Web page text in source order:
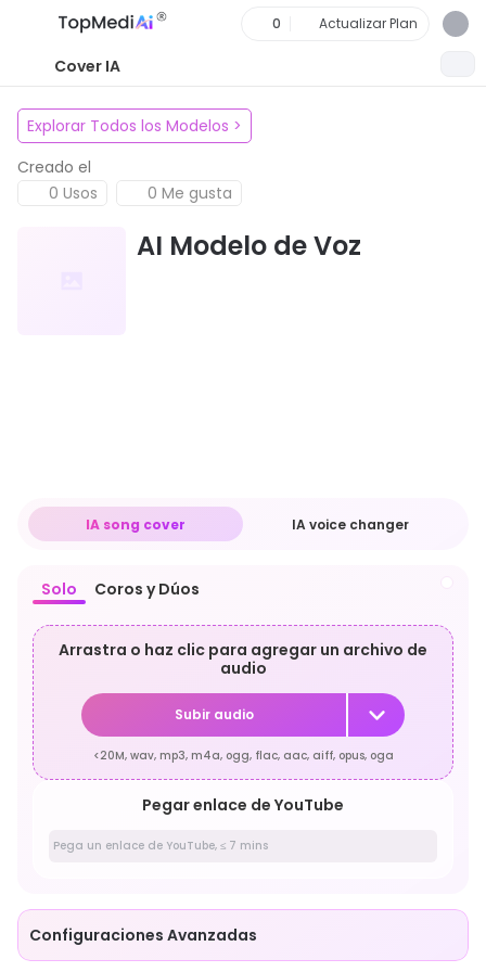
Cover IA
0 Actualizar Plan
Explorar Todos los Modelos >
Creado el
0 Usos
0 Me gusta
AI Modelo de Voz
IA song cover IA voice changer
Solo Coros y Dúos
Arrastra o haz clic para agregar un archivo de
audio
Subir audio
<20M, wav, mp3, m4a, ogg, flac, aac, aiff, opus, oga
Pegar enlace de YouTube
Configuraciones Avanzadas